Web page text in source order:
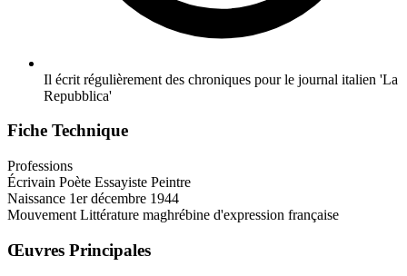
Il écrit régulièrement des chroniques pour le journal italien 'La
Repubblica'
Fiche Technique
Professions
Écrivain Poète Essayiste Peintre
Naissance 1er décembre 1944
Mouvement Littérature maghrébine d'expression française
Œuvres Principales